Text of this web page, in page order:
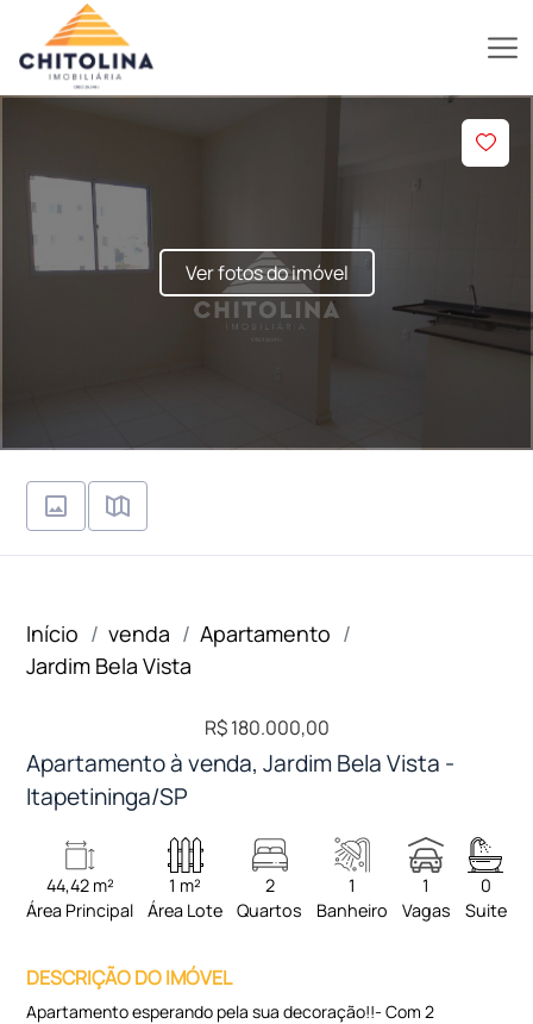
Ver fotos do imóvel
Início venda
Apartamento
Jardim Bela Vista
R$ 180.000,00
Apartamento à venda, Jardim Bela Vista -
Itapetininga/SP
44,42 m²
Área Principal
1 m²
Área Lote
2
Quartos
1
Banheiro
1
Vagas
0
Suite
DESCRIÇÃO DO IMÓVEL
Apartamento esperando pela sua decoração!!- Com 2